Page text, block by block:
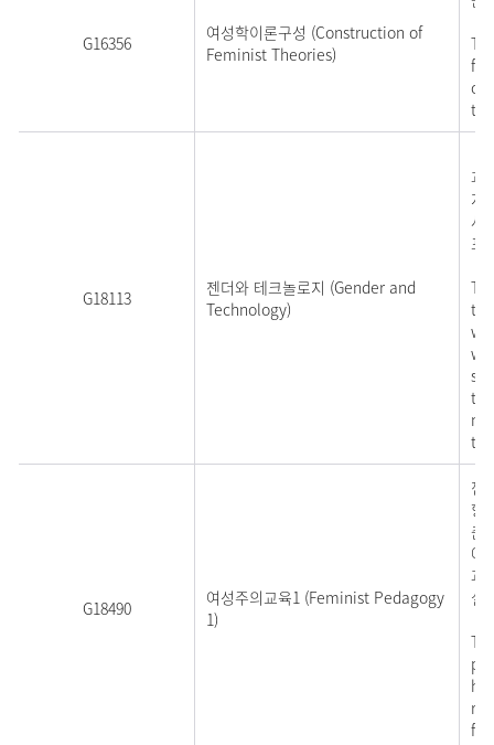
G16356
여성학이론구성 (Construction of
Feminist Theories)
of
G18113
젠더와 테크놀로지 (Gender and
Technology)
과
지
사
포
G18490
여성주의교육1 (Feminist Pedagogy
1)
젠
향
춘
에
과
설
for